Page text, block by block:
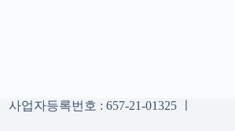
업자등록번호 : 657-21-01325 ㅣ